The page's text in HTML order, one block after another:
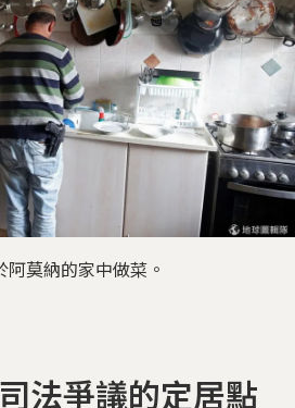
莫納的家中做菜。
法爭議的定居點